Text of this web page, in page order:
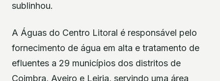
sublinhou.
A Águas do Centro Litoral é responsável pelo
fornecimento de água em alta e tratamento de
efluentes a 29 municípios dos distritos de
Coimbra, Aveiro e Leiria, servindo uma área